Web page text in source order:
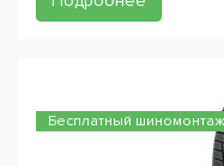
Бесплатный шиномонтаж